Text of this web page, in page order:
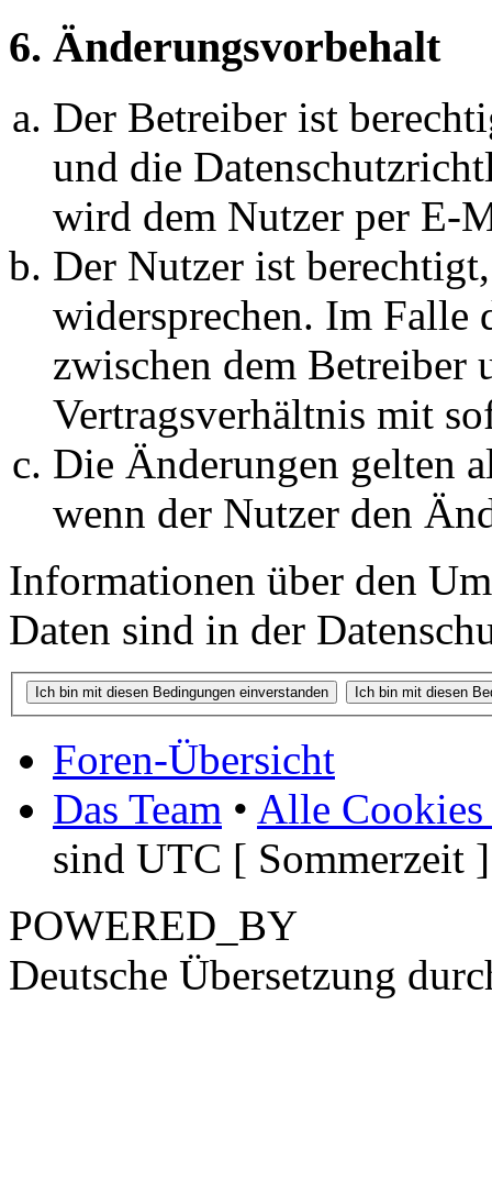
6. Änderungsvorbehalt
Der Betreiber ist
und die
wird dem Nutzer per E-
Der Nutzer ist
widersprechen. Im Falle
zwischen dem Betreiber
Vertragsverhältnis mit
Die Änderungen gelten
wenn der Nutzer den
Informationen über den
Daten sind in der
Foren-Übersicht
Das Team • Alle Cookies
sind UTC [ Sommerzeit ]
POWERED_BY
Deutsche Übersetzung